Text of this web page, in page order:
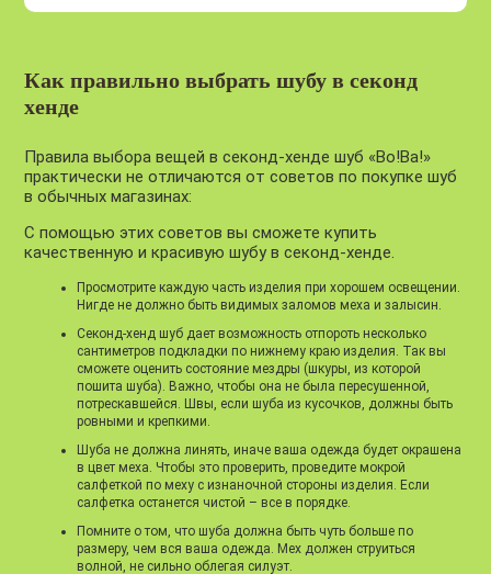
Как правильно выбрать шубу в секонд
хенде
Правила выбора вещей в секонд-хенде шуб «Во!Ва!»
практически не отличаются от советов по покупке шуб
в обычных магазинах:
С помощью этих советов вы сможете купить
качественную и красивую шубу в секонд-хенде.
Просмотрите каждую часть изделия при хорошем освещении.
Нигде не должно быть видимых заломов меха и залысин.
Секонд-хенд шуб дает возможность отпороть несколько
сантиметров подкладки по нижнему краю изделия. Так вы
сможете оценить состояние мездры (шкуры, из которой
пошита шуба). Важно, чтобы она не была пересушенной,
потрескавшейся. Швы, если шуба из кусочков, должны быть
ровными и крепкими.
Шуба не должна линять, иначе ваша одежда будет окрашена
в цвет меха. Чтобы это проверить, проведите мокрой
салфеткой по меху с изнаночной стороны изделия. Если
салфетка останется чистой – все в порядке.
Помните о том, что шуба должна быть чуть больше по
размеру, чем вся ваша одежда. Мех должен струиться
волной, не сильно облегая силуэт.